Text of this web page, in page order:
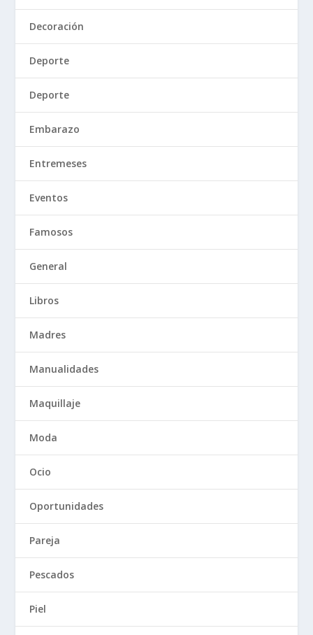
Decoración
Deporte
Deporte
Embarazo
Entremeses
Eventos
Famosos
General
Libros
Madres
Manualidades
Maquillaje
Moda
Ocio
Oportunidades
Pareja
Pescados
Piel